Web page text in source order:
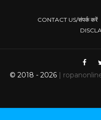
CONTACT US/संपर्क करें
© 2018 - 2026 |